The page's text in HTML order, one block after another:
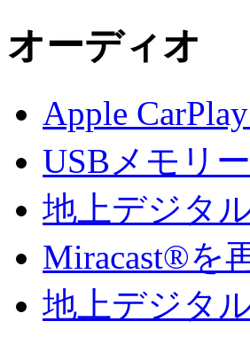
オーディオ
Apple
USBメモリ
地上デジタ
Miracast®を
地上デジタ